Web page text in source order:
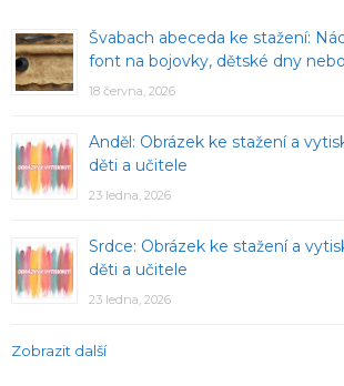
Švabach abeceda ke stažení:
font na bojovky, dětské dny
18 června, 2026
Anděl: Obrázek ke stažení a
děti a učitele
23 ledna, 2026
Srdce: Obrázek ke stažení a
děti a učitele
23 ledna, 2026
Zobrazit další